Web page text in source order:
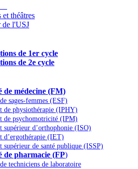
et théâtres
de l'USJ
de 1er cycle
de 2e cycle
de médecine (FM)
sages-femmes (ESF)
de physiothérapie (IPHY)
de psychomotricité (IPM)
supérieur d’orthophonie (ISO)
d’ergothérapie (IET)
supérieur de santé publique (ISSP)
de pharmacie (FP)
techniciens de laboratoire